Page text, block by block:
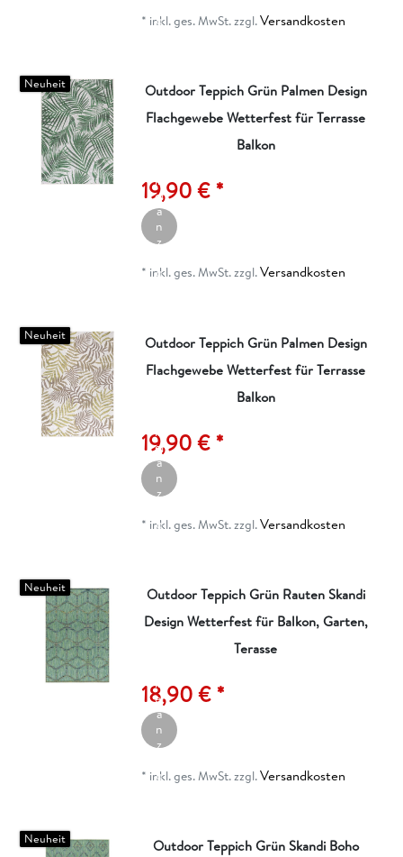
g
* inkl. ges. MwSt.zzgl.Versandkosten
Neuheit
Outdoor Teppich Grün Palmen Design
Flachgewebe Wetterfest für Terrasse
Balkon
19,90 € *
ik
el
a
n
z
g
* inkl. ges. MwSt.zzgl.Versandkosten
Neuheit
Outdoor Teppich Grün Palmen Design
Flachgewebe Wetterfest für Terrasse
Balkon
19,90 € *
ik
el
a
n
z
g
* inkl. ges. MwSt.zzgl.Versandkosten
Neuheit
Outdoor Teppich Grün Rauten Skandi
Design Wetterfest für Balkon, Garten,
Terasse
18,90 € *
ik
el
a
n
z
g
* inkl. ges. MwSt.zzgl.Versandkosten
Neuheit
Outdoor Teppich Grün Skandi Boho